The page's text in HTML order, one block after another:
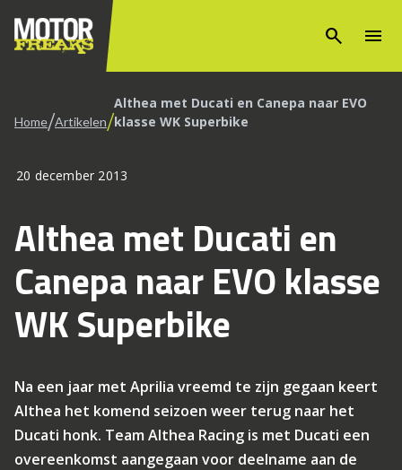
search menu
Home/Artikelen/Althea met Ducati en Canepa naar EVO
klasse WK Superbike
20 december 2013
Althea met Ducati en
Canepa naar EVO klasse
WK Superbike
Na een jaar met Aprilia vreemd te zijn gegaan keert
Althea het komend seizoen weer terug naar het
Ducati honk. Team Althea Racing is met Ducati een
overeenkomst aangegaan voor deelname aan de